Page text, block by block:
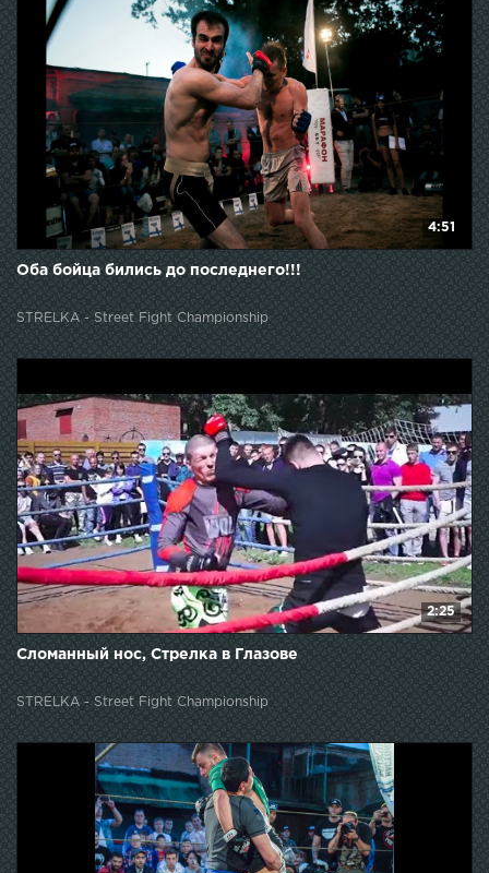
4:51
Оба бойца бились до последнего!!!
STRELKA - Street Fight Championship
2:25
Сломанный нос, Стрелка в Глазове
STRELKA - Street Fight Championship